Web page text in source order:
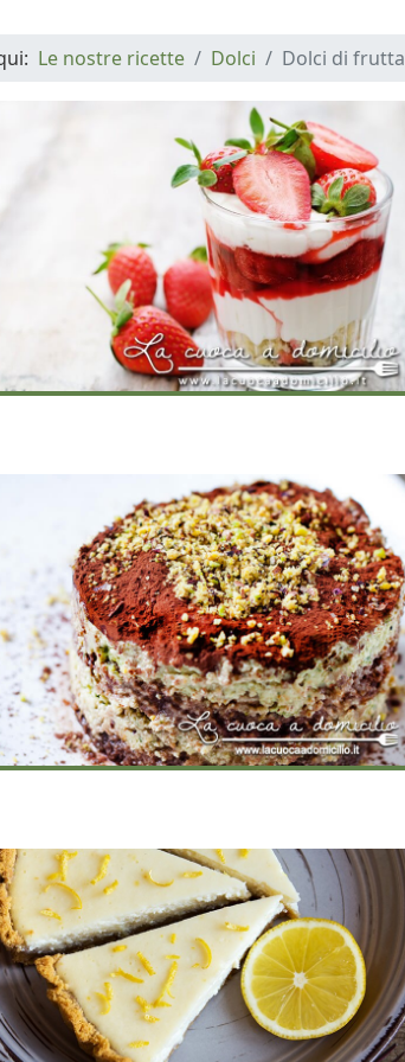
Le nostre ricette Dolci Dolci di frutta